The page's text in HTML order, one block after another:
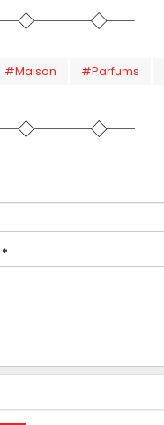
#Maison #Parfums
*